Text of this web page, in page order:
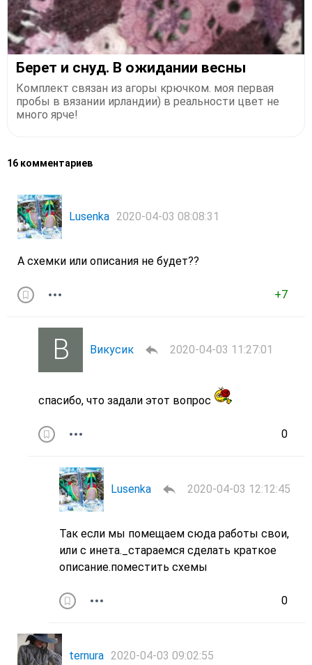
Берет и снуд. В ожидании весны
Комплект связан из агоры крючком. моя первая
пробы в вязании ирландии) в реальности цвет не
много ярче!
16 комментариев
Lusenka 2020-04-03 08:08:31
+7
А схемки или описания не будет??
Викусик 2020-04-03 11:27:01
0
спасибо, что задали этот вопрос
Lusenka 2020-04-03 12:12:45
0
Так если мы помещаем сюда работы свои,
или с инета._стараемся сделать краткое
описание.поместить схемы
ternura 2020-04-03 09:02:55